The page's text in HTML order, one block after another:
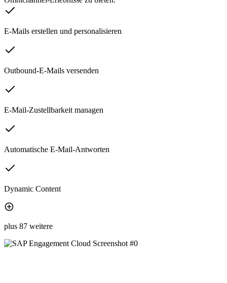
E-Mails erstellen und personalisieren
Outbound-E-Mails versenden
E-Mail-Zustellbarkeit managen
Automatische E-Mail-Antworten
Dynamic Content
plus 87 weitere